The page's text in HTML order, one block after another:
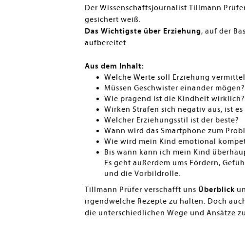
Der Wissenschaftsjournalist Tillmann
gesichert weiß.
Das Wichtigste über Erziehung, auf der
aufbereitet
Aus dem Inhalt:
Welche Werte soll Erziehung
Müssen Geschwister einander mögen?
Wie prägend ist die Kindheit wirklich?
Wirken Strafen sich negativ aus, ist es
Welcher Erziehungsstil ist der beste?
Wann wird das Smartphone zum
Wie wird mein Kind emotional
Bis wann kann ich mein Kind
Es geht außerdem ums Fördern,
und die Vorbildrolle.
Tillmann Prüfer verschafft uns Überblick
irgendwelche Rezepte zu halten. Doch
die unterschiedlichen Wege und Ansätze